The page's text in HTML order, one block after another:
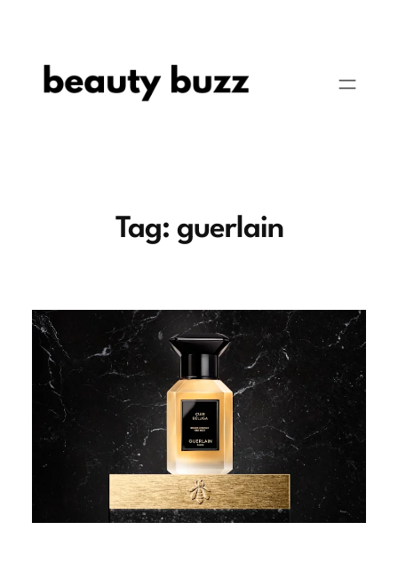
Tag: guerlain